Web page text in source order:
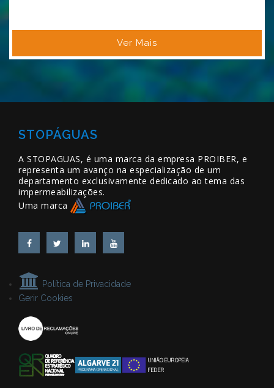
Ver Mais
STOPÁGUAS
A STOPAGUAS, é uma marca da empresa PROIBER, e
representa um avanço na especialização de um
departamento exclusivamente dedicado ao tema das
impermeabilizações.
Uma marca
Política de Privacidade
Gerir Cookies